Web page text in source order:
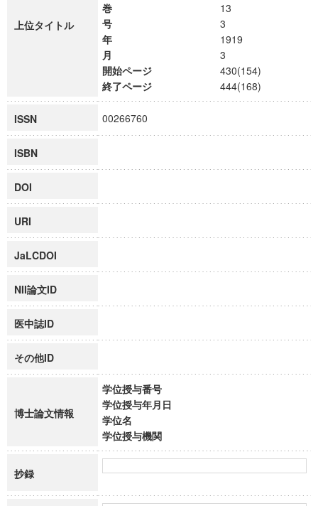
上位タイトル
巻
13
号
3
年
1919
月
3
開始ページ
430(154)
終了ページ
444(168)
ISSN 00266760
ISBN
DOI
URI
JaLCDOI
NII論文ID
医中誌ID
その他ID
博士論文情報
学位授与番号
学位授与年月日
学位名
学位授与機関
抄録